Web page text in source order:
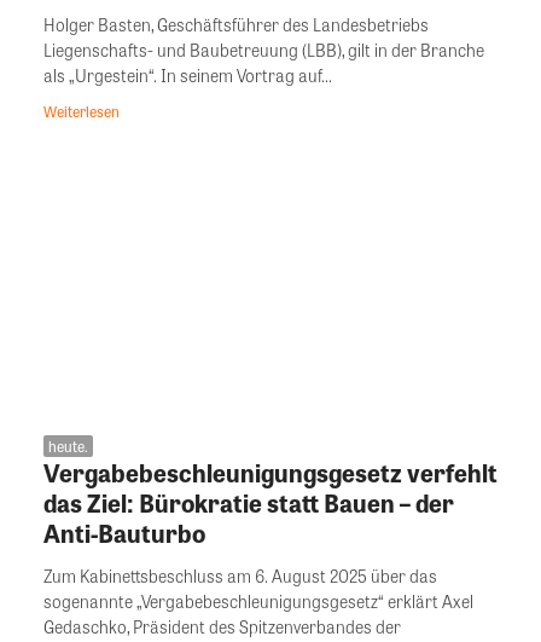
Holger Basten, Geschäftsführer des Landesbetriebs
Liegenschafts- und Baubetreuung (LBB), gilt in der Branche
als „Urgestein“. In seinem Vortrag auf...
Weiterlesen
heute.
Vergabebeschleunigungsgesetz verfehlt
das Ziel: Bürokratie statt Bauen – der
Anti-Bauturbo
Zum Kabinettsbeschluss am 6. August 2025 über das
sogenannte „Vergabebeschleunigungsgesetz“ erklärt Axel
Gedaschko, Präsident des Spitzenverbandes der